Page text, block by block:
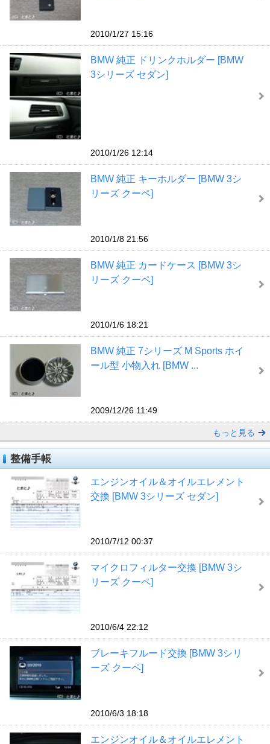
2010/1/27 15:16
BMW 純正 ドリンクホルダー [BMW
3シリーズ セダン]
2010/1/26 12:14
BMW 純正 キーホルダー [BMW 3シ
リーズ クーペ]
2010/1/8 21:56
BMW 純正 カードケース [BMW 3シ
リーズ クーペ]
2010/1/6 18:21
BMW 純正 7シリーズ M Sports ホイ
ール型 小物入れ [BMW ...
2009/12/26 11:49
もっと見る
整備手帳
エンジンオイル＆オイルエレメント
交換 [BMW 3シリーズ セダン]
2010/7/12 00:37
マイクロフィルター交換 [BMW 3シ
リーズ クーペ]
2010/6/4 22:12
ブレーキフルード交換 [BMW 3シリ
ーズ クーペ]
2010/6/3 18:18
エンジンオイル＆オイルエレメント